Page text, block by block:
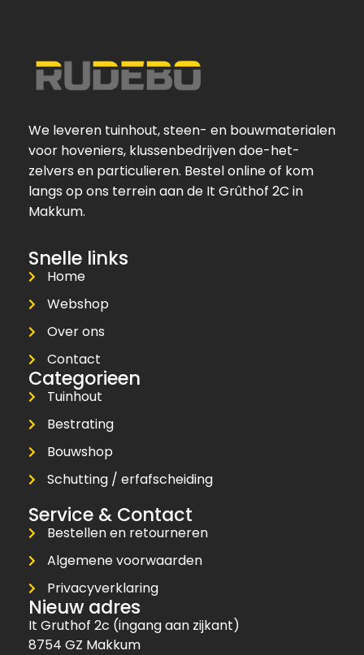
We leveren tuinhout, steen- en bouwmaterialen
voor hoveniers, klussenbedrijven doe-het-
zelvers en particulieren. Bestel online of kom
langs op ons terrein aan de It Grûthof 2C in
Makkum.
Snelle links
Home
Webshop
Over ons
Contact
Categorieen
Tuinhout
Bestrating
Bouwshop
Schutting / erfafscheiding
Service & Contact
Bestellen en retourneren
Algemene voorwaarden
Privacyverklaring
Nieuw adres
It Gruthof 2c (ingang aan zijkant)
8754 GZ Makkum